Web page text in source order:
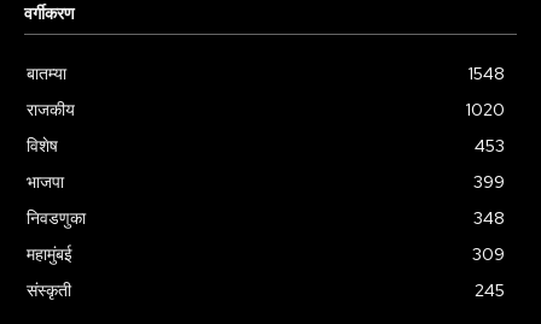
वर्गीकरण
बातम्या
1548
राजकीय
1020
विशेष
453
भाजपा
399
निवडणुका
348
महामुंबई
309
संस्कृती
245